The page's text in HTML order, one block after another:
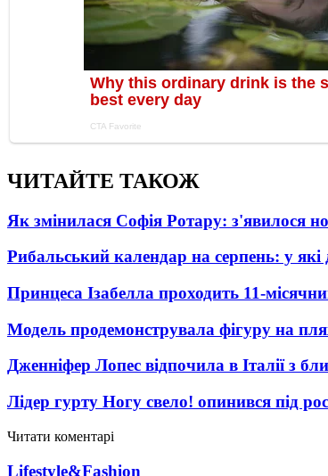
ЧИТАЙТЕ ТАКОЖ
Як змінилася Софія Ротару: з'явилося
Рибальський календар на серпень: у
Принцеса Ізабелла проходить 11-
Модель продемонструвала фігуру на
Дженніфер Лопес відпочила в Італії з
Лідер гурту Ногу свело! опинився під
Читати коментарі
Lifestyle&Fashion